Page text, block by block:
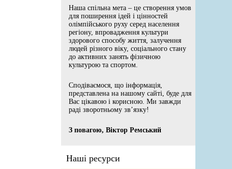
Наша спільна мета – це створення умов
для поширення ідей і цінностей
олімпійського руху серед населення
регіону, впровадження культури
здорового способу життя, залучення
людей різного віку, соціального стану
до активних занять фізичною
культурою та спортом.
Сподіваємося, що інформація,
представлена на нашому сайті, буде для
Вас цікавою і корисною. Ми завжди
раді зворотньому зв’язку!
З повагою, Віктор Ремський
Наші ресурси